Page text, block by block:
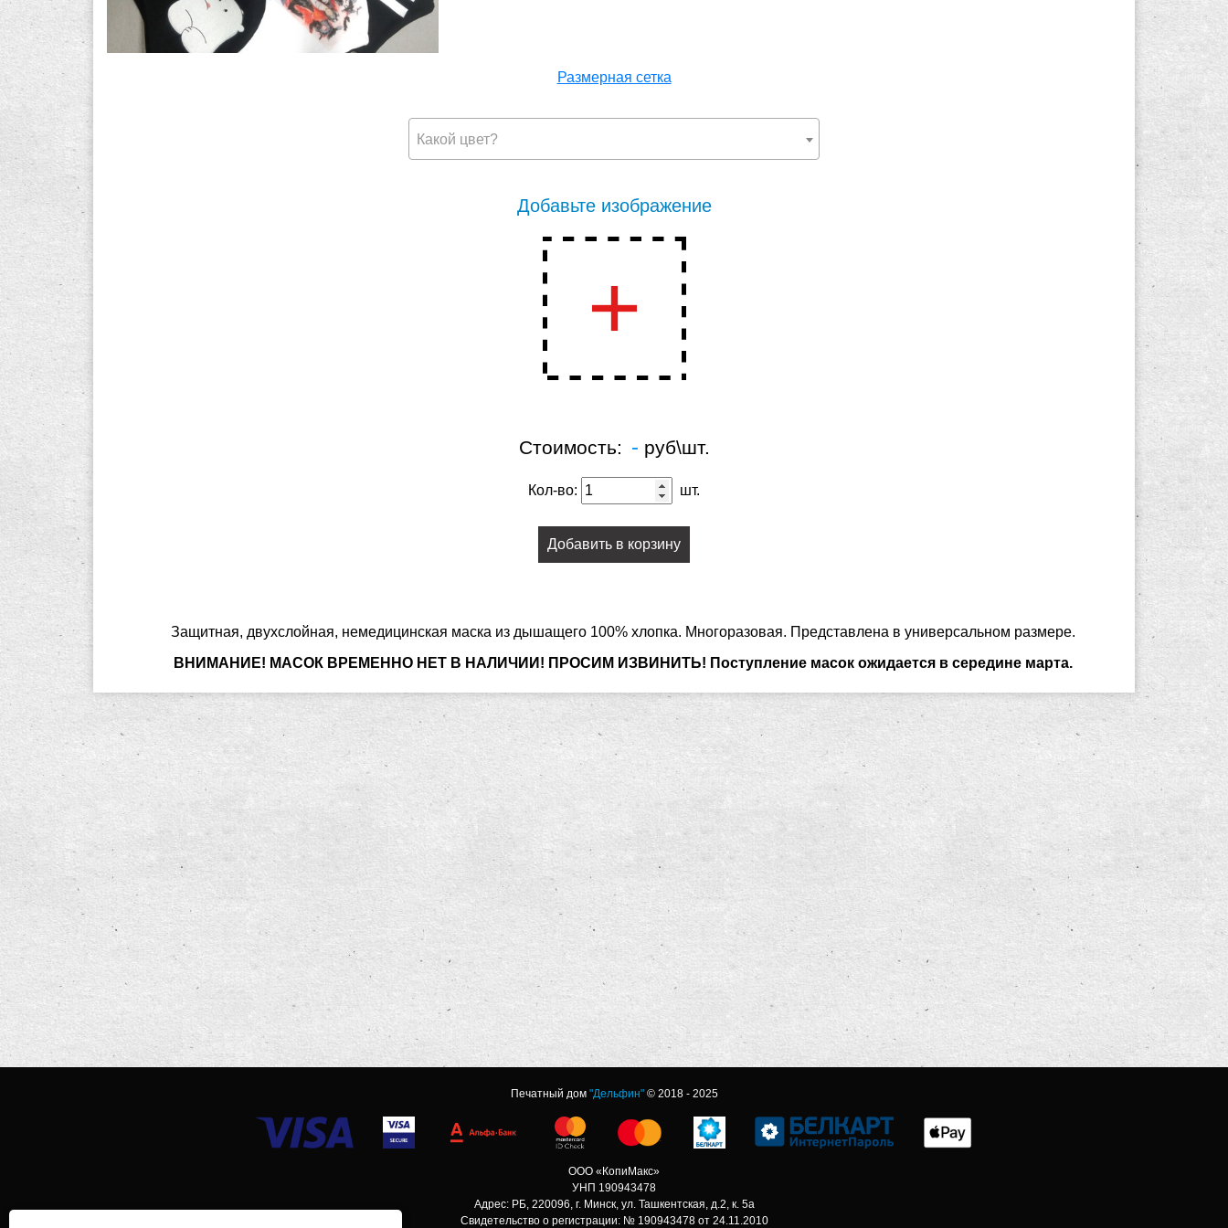
Размерная сетка
Какой цвет?
Добавьте изображение
Стоимость: - руб\шт.
Кол-во: шт.
Добавить в корзину
Защитная, двухслойная, немедицинская маска из дышащего 100% хлопка. Многоразовая. Представлена в универсальном размере.
ВНИМАНИЕ! МАСОК ВРЕМЕННО НЕТ В НАЛИЧИИ! ПРОСИМ ИЗВИНИТЬ! Поступление масок ожидается в середине марта.
Печатный дом "Дельфин"© 2018 - 2025
ООО «КопиМакс»
УНП 190943478
Адрес: РБ, 220096, г. Минск, ул. Ташкентская, д.2, к. 5а
Свидетельство о регистрации: № 190943478 от 24.11.2010